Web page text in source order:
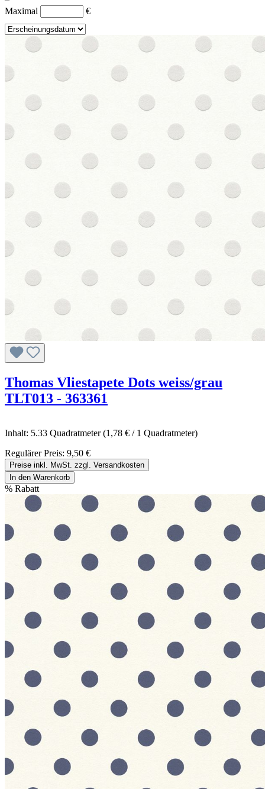
Maximal
€
Thomas Vliestapete Dots weiss/grau
TLT013 - 363361
Inhalt: 5.33 Quadratmeter(1,78 € / 1 Quadratmeter)
Regulärer Preis: 9,50 €
Preise inkl. MwSt. zzgl. Versandkosten
In den Warenkorb
% Rabatt